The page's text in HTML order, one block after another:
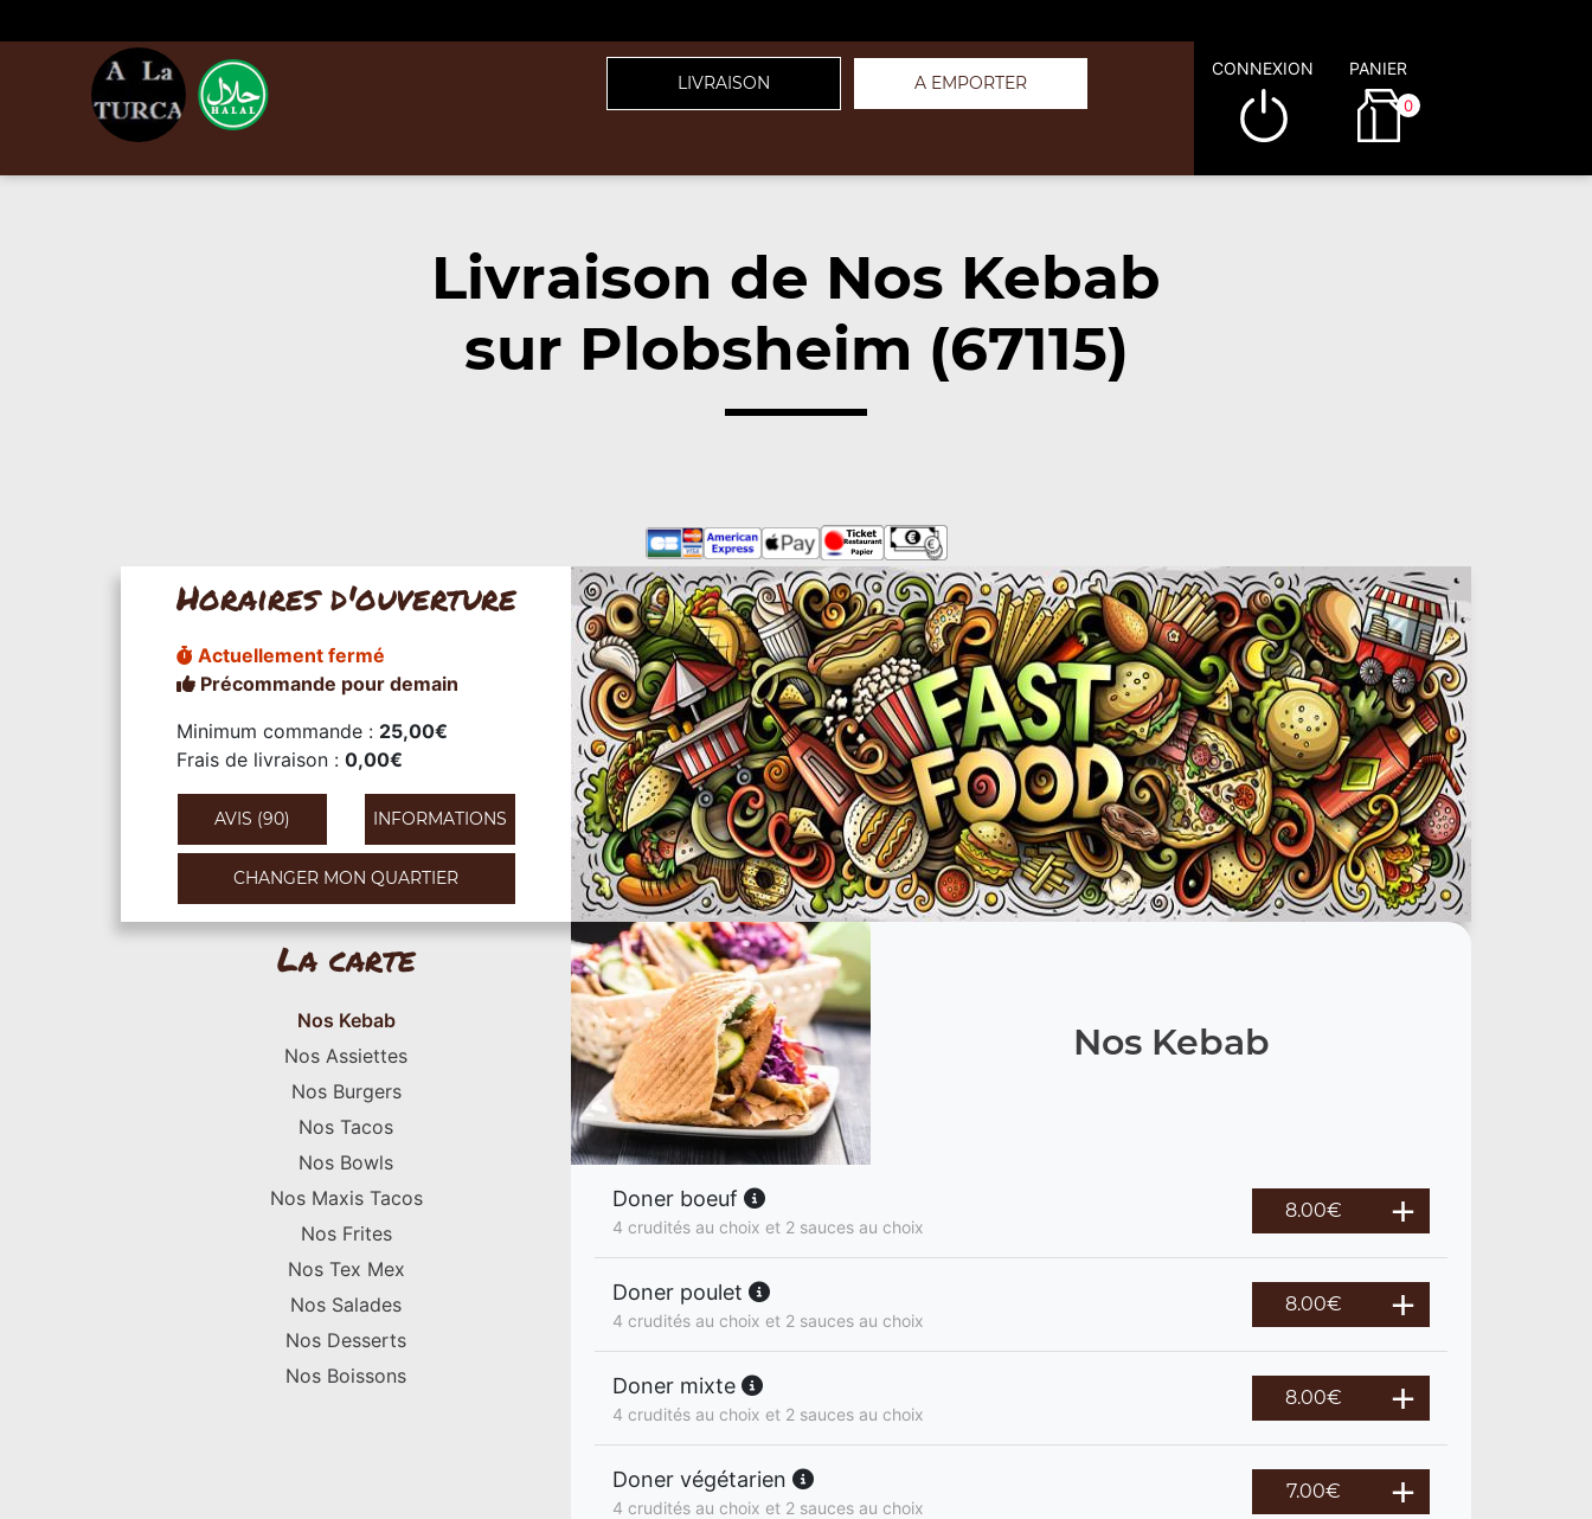
LIVRAISON A EMPORTER
CONNEXION PANIER
0
Livraison de Nos Kebab
sur Plobsheim (67115)
Horaires d'ouverture
Actuellement fermé
Précommande pour demain
Minimum commande : 25,00€
Frais de livraison : 0,00€
AVIS (90) INFORMATIONS
CHANGER MON QUARTIER
La carte
Nos Kebab
Nos Assiettes
Nos Burgers
Nos Tacos
Nos Bowls
Nos Maxis Tacos
Nos Frites
Nos Tex Mex
Nos Salades
Nos Desserts
Nos Boissons
Nos Kebab
Doner boeuf
4 crudités au choix et 2 sauces au choix
8.00€
Doner poulet
4 crudités au choix et 2 sauces au choix
8.00€
Doner mixte
4 crudités au choix et 2 sauces au choix
8.00€
Doner végétarien
4 crudités au choix et 2 sauces au choix
7.00€